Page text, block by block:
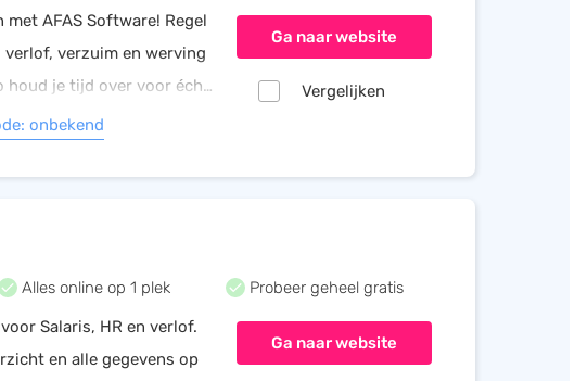
AFAS Software! Regel
verzuim en werving
houd je tijd over voor écht
onbekend
Ga naar website
Vergelijken
Alles online op 1 plek
Probeer geheel gratis
Salaris, HR en verlof.
en alle gegevens op
Ga naar website